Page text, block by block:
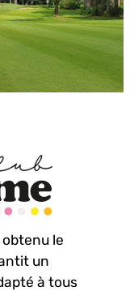
obtenu le
un
à tous